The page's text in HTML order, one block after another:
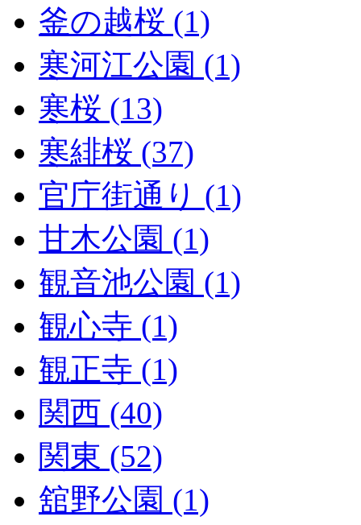
釜の越桜 (1)
寒河江公園 (1)
寒桜 (13)
寒緋桜 (37)
官庁街通り (1)
甘木公園 (1)
観音池公園 (1)
観心寺 (1)
観正寺 (1)
関西 (40)
関東 (52)
舘野公園 (1)